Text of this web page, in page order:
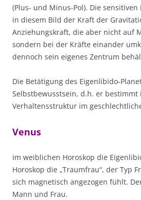
(Plus- und Minus-Pol). Die
in diesem Bild der Kraft der
Anziehungskraft, die aber nicht auf
sondern bei der Kräfte einander
dennoch sein eigenes Zentrum
Die Betätigung des Eigenlibido-
Selbstbewusstsein, d.h. er
Verhaltensstruktur im
Venus
im weiblichen Horoskop die
Horoskop die „Traumfrau“, der Typ
sich magnetisch angezogen fühlt.
Mann und Frau.